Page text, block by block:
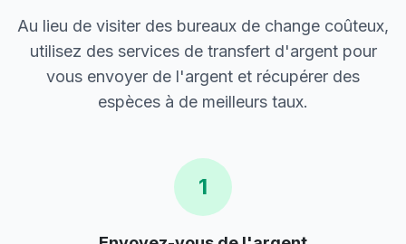
Au lieu de visiter des bureaux de change coûteux,
utilisez des services de transfert d'argent pour
vous envoyer de l'argent et récupérer des
espèces à de meilleurs taux.
1